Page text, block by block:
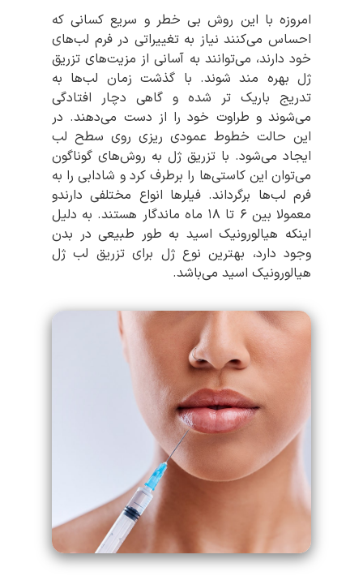
امروزه با این روش بی خطر و سریع کسانی که
احساس ‌می‌کنند نیاز به تغییراتی در فرم لب‌‌های
خود دارند، ‌می‌توانند به آسانی از مزیت‌‌های تزریق
ژل بهره مند شوند. با گذشت زمان لب‌‌ها به
تدریج باریک تر شده و گاهی دچار افتادگی
‌می‌شوند و طراوت خود را از دست ‌می‌دهند. در
این حالت خطوط عمودی ریزی روی سطح لب
ایجاد ‌می‌شود. با تزریق ژل به روش‌‌های گوناگون
‌می‌توان این کاستی‌‌ها را برطرف کرد و شادابی را به
فرم لب‌‌ها برگرداند. فیلرها انواع مختلفی دارندو
معمولا بین ۶ تا ۱۸ ماه ماندگار هستند. به دلیل
اینکه هیالورونیک اسید به طور طبیعی در بدن
وجود دارد، بهترین نوع ژل برای تزریق لب ژل
هیالورونیک اسید ‌می‌باشد.